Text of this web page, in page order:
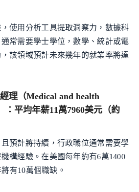
使用分析工具提取洞察力，數據科
常需要學士學位，數學、統計或電
該領域預計未來幾年的就業率將達
理（Medical and health
：平均年薪11萬7960美元（約
預計將持續，行政職位通常需要學
構經驗。在美國每年約有6萬1400
有10萬個職缺。